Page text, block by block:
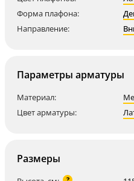
Форма плафона:
Направление:
Параметры арматуры
Материал:
Цвет арматуры:
Размеры